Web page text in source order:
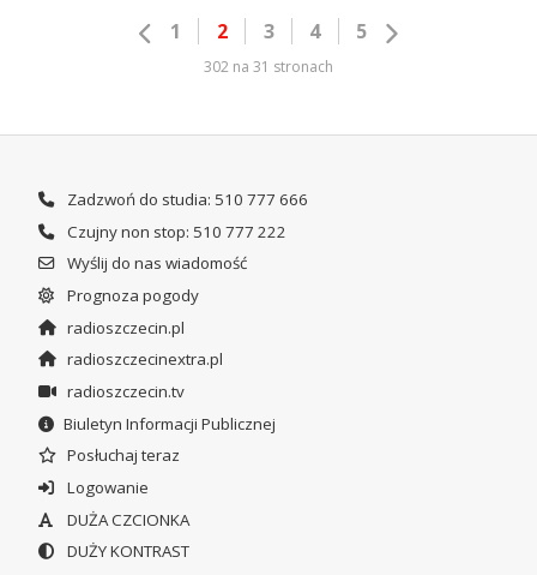
1 2 3 4 5
302 na 31 stronach
Zadzwoń do studia: 510 777 666
Czujny non stop: 510 777 222
Wyślij do nas wiadomość
Prognoza pogody
radioszczecin.pl
radioszczecinextra.pl
radioszczecin.tv
Biuletyn Informacji Publicznej
Posłuchaj teraz
Logowanie
DUŻA CZCIONKA
DUŻY KONTRAST